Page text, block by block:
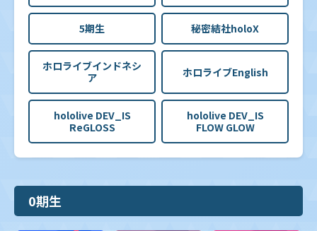
5期生 秘密結社holoX
ホロライブインドネシ
ア
ホロライブEnglish
hololive DEV_IS
ReGLOSS
hololive DEV_IS
FLOW GLOW
0期生